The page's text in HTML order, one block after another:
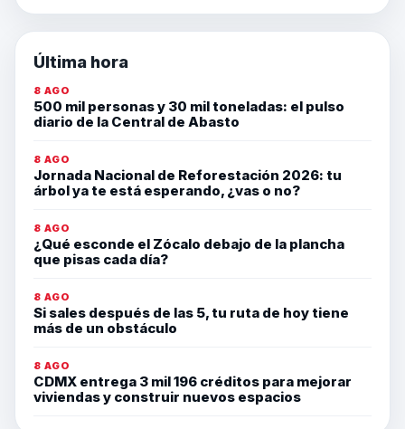
Última hora
8 AGO
500 mil personas y 30 mil toneladas: el pulso
diario de la Central de Abasto
8 AGO
Jornada Nacional de Reforestación 2026: tu
árbol ya te está esperando, ¿vas o no?
8 AGO
¿Qué esconde el Zócalo debajo de la plancha
que pisas cada día?
8 AGO
Si sales después de las 5, tu ruta de hoy tiene
más de un obstáculo
8 AGO
CDMX entrega 3 mil 196 créditos para mejorar
viviendas y construir nuevos espacios